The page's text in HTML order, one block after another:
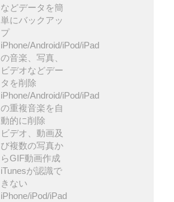
などデータを簡
単にバックアッ
プ
iPhone/Android/iPod/iPad
の音楽、写真、
ビデオなどデー
タを削除
iPhone/Android/iPod/iPad
の重複音楽を自
動的に削除
ビデオ、動画及
び複数の写真か
らGIF動画作成
iTunesが認識で
きない
iPhone/iPod/iPad